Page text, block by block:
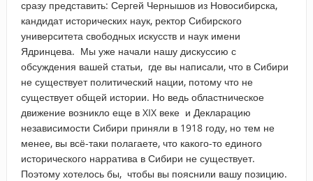
сразу представить: Сергей Чернышов из Новосибирска,
кандидат исторических наук, ректор Сибирского
университета свободных искусств и наук имени
Ядринцева. Мы уже начали нашу дискуссию с
обсуждения вашей статьи, где вы написали, что в Сибири
не существует политический нации, потому что не
существует общей истории. Но ведь областническое
движение возникло еще в XIX веке и Декларацию
независимости Сибири приняли в 1918 году, но тем не
менее, вы всё-таки полагаете, что какого-то единого
исторического нарратива в Сибири не существует.
Поэтому хотелось бы, чтобы вы пояснили вашу позицию.